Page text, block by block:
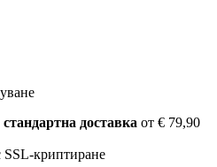
доставка от € 79,90
SSL-криптиране